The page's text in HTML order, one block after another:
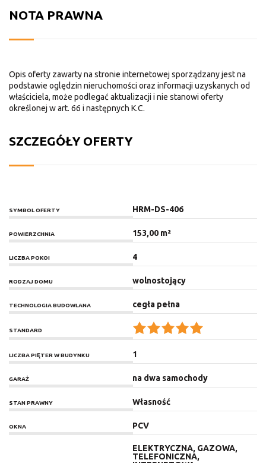
NOTA PRAWNA
Opis oferty zawarty na stronie internetowej sporządzany jest na
podstawie oględzin nieruchomości oraz informacji uzyskanych od
właściciela, może podlegać aktualizacji i nie stanowi oferty
określonej w art. 66 i następnych K.C.
SZCZEGÓŁY OFERTY
SYMBOL OFERTY HRM-DS-406
POWIERZCHNIA 153,00 m²
LICZBA POKOI 4
RODZAJ DOMU wolnostojący
TECHNOLOGIA BUDOWLANA cegła pełna
STANDARD
LICZBA PIĘTER W BUDYNKU 1
GARAŻ na dwa samochody
STAN PRAWNY Własność
OKNA PCV
ELEKTRYCZNA, GAZOWA,
TELEFONICZNA,